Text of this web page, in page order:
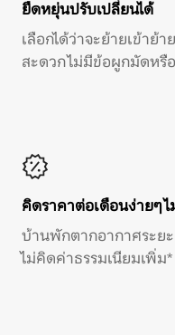
ยืดหยุ่นปรับเปลี่ยนได้
เลือกได้ว่าจะย้ายเข้าย้
สะดวก ไม่มีข้อผูกมัดหรื
คิดราคาต่อเดือนง่ายๆ
บ้านพักตากอากาศระย
ไม่คิดค่าธรรมเนียมเพิ่ม*